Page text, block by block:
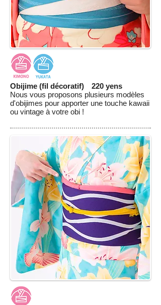
Obijime (fil décoratif) 220 yens
Nous vous proposons plusieurs modèles
d'obijimes pour apporter une touche kawaii
ou vintage à votre obi !